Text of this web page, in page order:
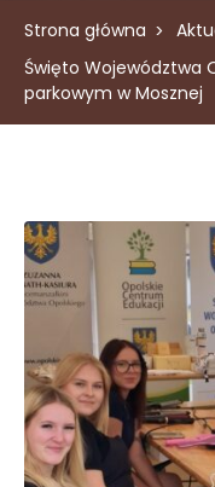
Strona główna
Święto Województwa
parkowym w Mosznej